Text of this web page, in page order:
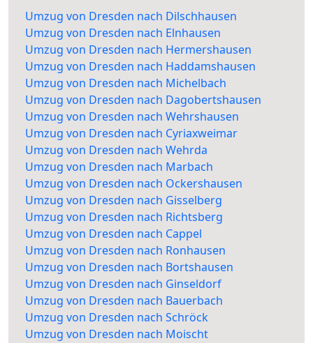
Umzug von Dresden nach Dilschhausen
Umzug von Dresden nach Elnhausen
Umzug von Dresden nach Hermershausen
Umzug von Dresden nach Haddamshausen
Umzug von Dresden nach Michelbach
Umzug von Dresden nach Dagobertshausen
Umzug von Dresden nach Wehrshausen
Umzug von Dresden nach Cyriaxweimar
Umzug von Dresden nach Wehrda
Umzug von Dresden nach Marbach
Umzug von Dresden nach Ockershausen
Umzug von Dresden nach Gisselberg
Umzug von Dresden nach Richtsberg
Umzug von Dresden nach Cappel
Umzug von Dresden nach Ronhausen
Umzug von Dresden nach Bortshausen
Umzug von Dresden nach Ginseldorf
Umzug von Dresden nach Bauerbach
Umzug von Dresden nach Schröck
Umzug von Dresden nach Moischt